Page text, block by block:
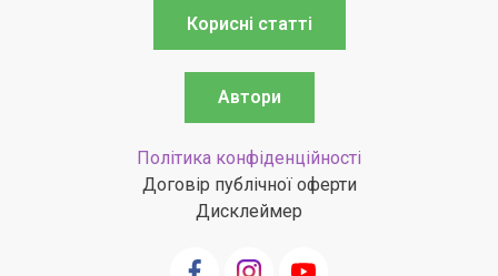
Корисні статті
Автори
Політика конфіденційності
Договір публічної оферти
Дисклеймер